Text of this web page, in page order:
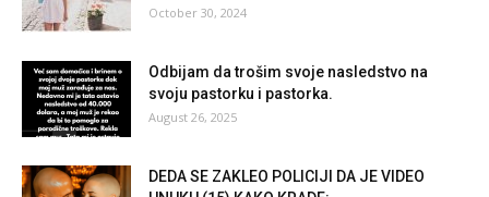
October 30, 2024
Odbijam da trošim svoje nasledstvo na
svoju pastorku i pastorka.
August 26, 2025
DEDA SE ZAKLEO POLICIJI DA JE VIDEO